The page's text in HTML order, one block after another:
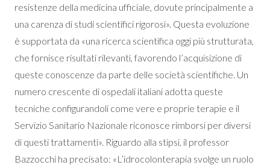
resistenze della medicina ufficiale, dovute principalmente a
una carenza di studi scientifici rigorosi». Questa evoluzione
è supportata da «una ricerca scientifica oggi più strutturata,
che fornisce risultati rilevanti, favorendo l’acquisizione di
queste conoscenze da parte delle società scientifiche. Un
numero crescente di ospedali italiani adotta queste
tecniche configurandoli come vere e proprie terapie e il
Servizio Sanitario Nazionale riconosce rimborsi per diversi
di questi trattamenti». Riguardo alla stipsi, il professor
Bazzocchi ha precisato: «L’idrocolonterapia svolge un ruolo